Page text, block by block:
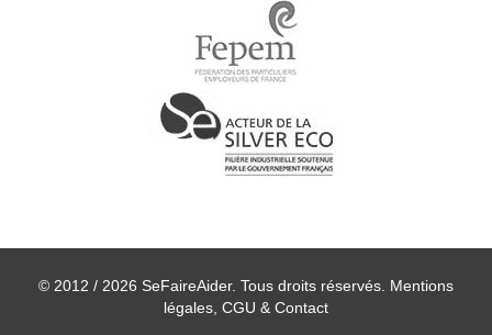
© 2012 / 2026 SeFaireAider. Tous droits réservés. Mentions
légales, CGU & Contact